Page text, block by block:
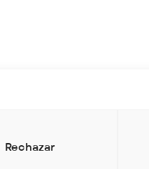
Rechazar